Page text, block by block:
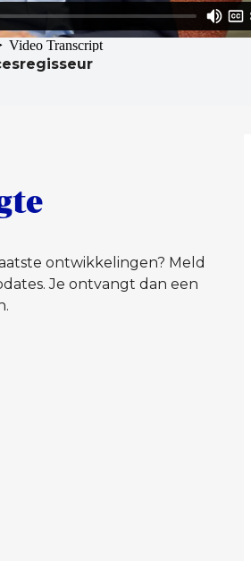
ontwikkelingen? Meld
Je ontvangt dan een